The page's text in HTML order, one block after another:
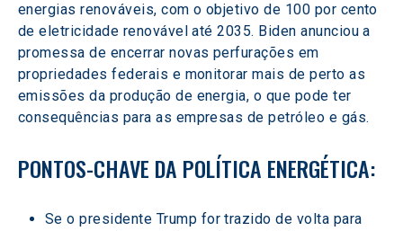
energias renováveis, com o objetivo de 100 por cento
de eletricidade renovável até 2035. Biden anunciou a
promessa de encerrar novas perfurações em
propriedades federais e monitorar mais de perto as
emissões da produção de energia, o que pode ter
consequências para as empresas de petróleo e gás.
PONTOS-CHAVE DA POLÍTICA ENERGÉTICA:
Se o presidente Trump for trazido de volta para